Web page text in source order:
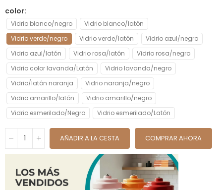
color
Vidrio blanco/negro
Vidrio blanco/latón
Vidrio verde/negro
Vidrio verde/latón
Vidrio azul/negro
Vidrio azul/latón
Vidrio rosa/latón
Vidrio rosa/negro
Vidrio color lavanda/Latón
Vidrio lavanda/negro
Vidrio/latón naranja
Vidrio naranja/negro
Vidrio amarillo/latón
Vidrio amarillo/negro
Vidrio esmerilado/Negro
Vidrio esmerilado/Latón
AÑADIR A LA CESTA COMPRAR AHORA